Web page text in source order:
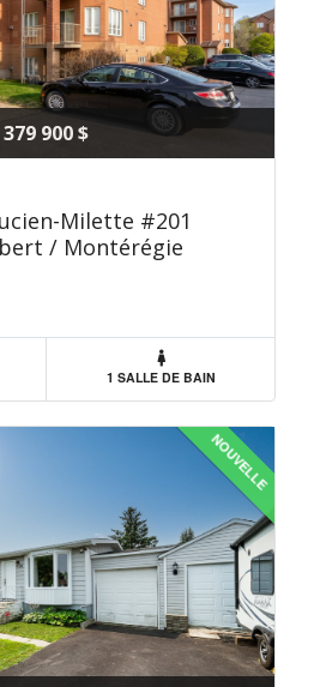
379 900 $
Milette #201
/ Montérégie
1 SALLE DE BAIN
NOUVELLE